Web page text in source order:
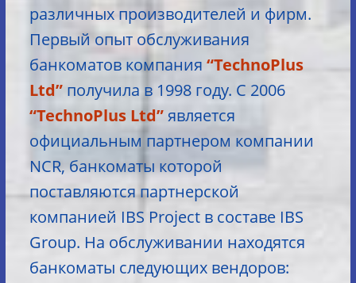
различных производителей и фирм.
Первый опыт обслуживания
банкоматов компания “TechnoPlus
Ltd” получила в 1998 году. С 2006
“TechnoPlus Ltd”является
официальным партнером компании
NCR, банкоматы которой
поставляются партнерской
компанией IBS Project в составе IBS
Group. На обслуживании находятся
банкоматы следующих вендоров: